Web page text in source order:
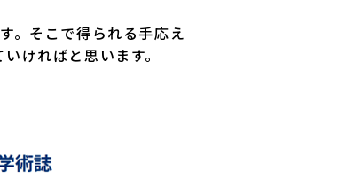
。そこで得られる手応え
ければと思います。